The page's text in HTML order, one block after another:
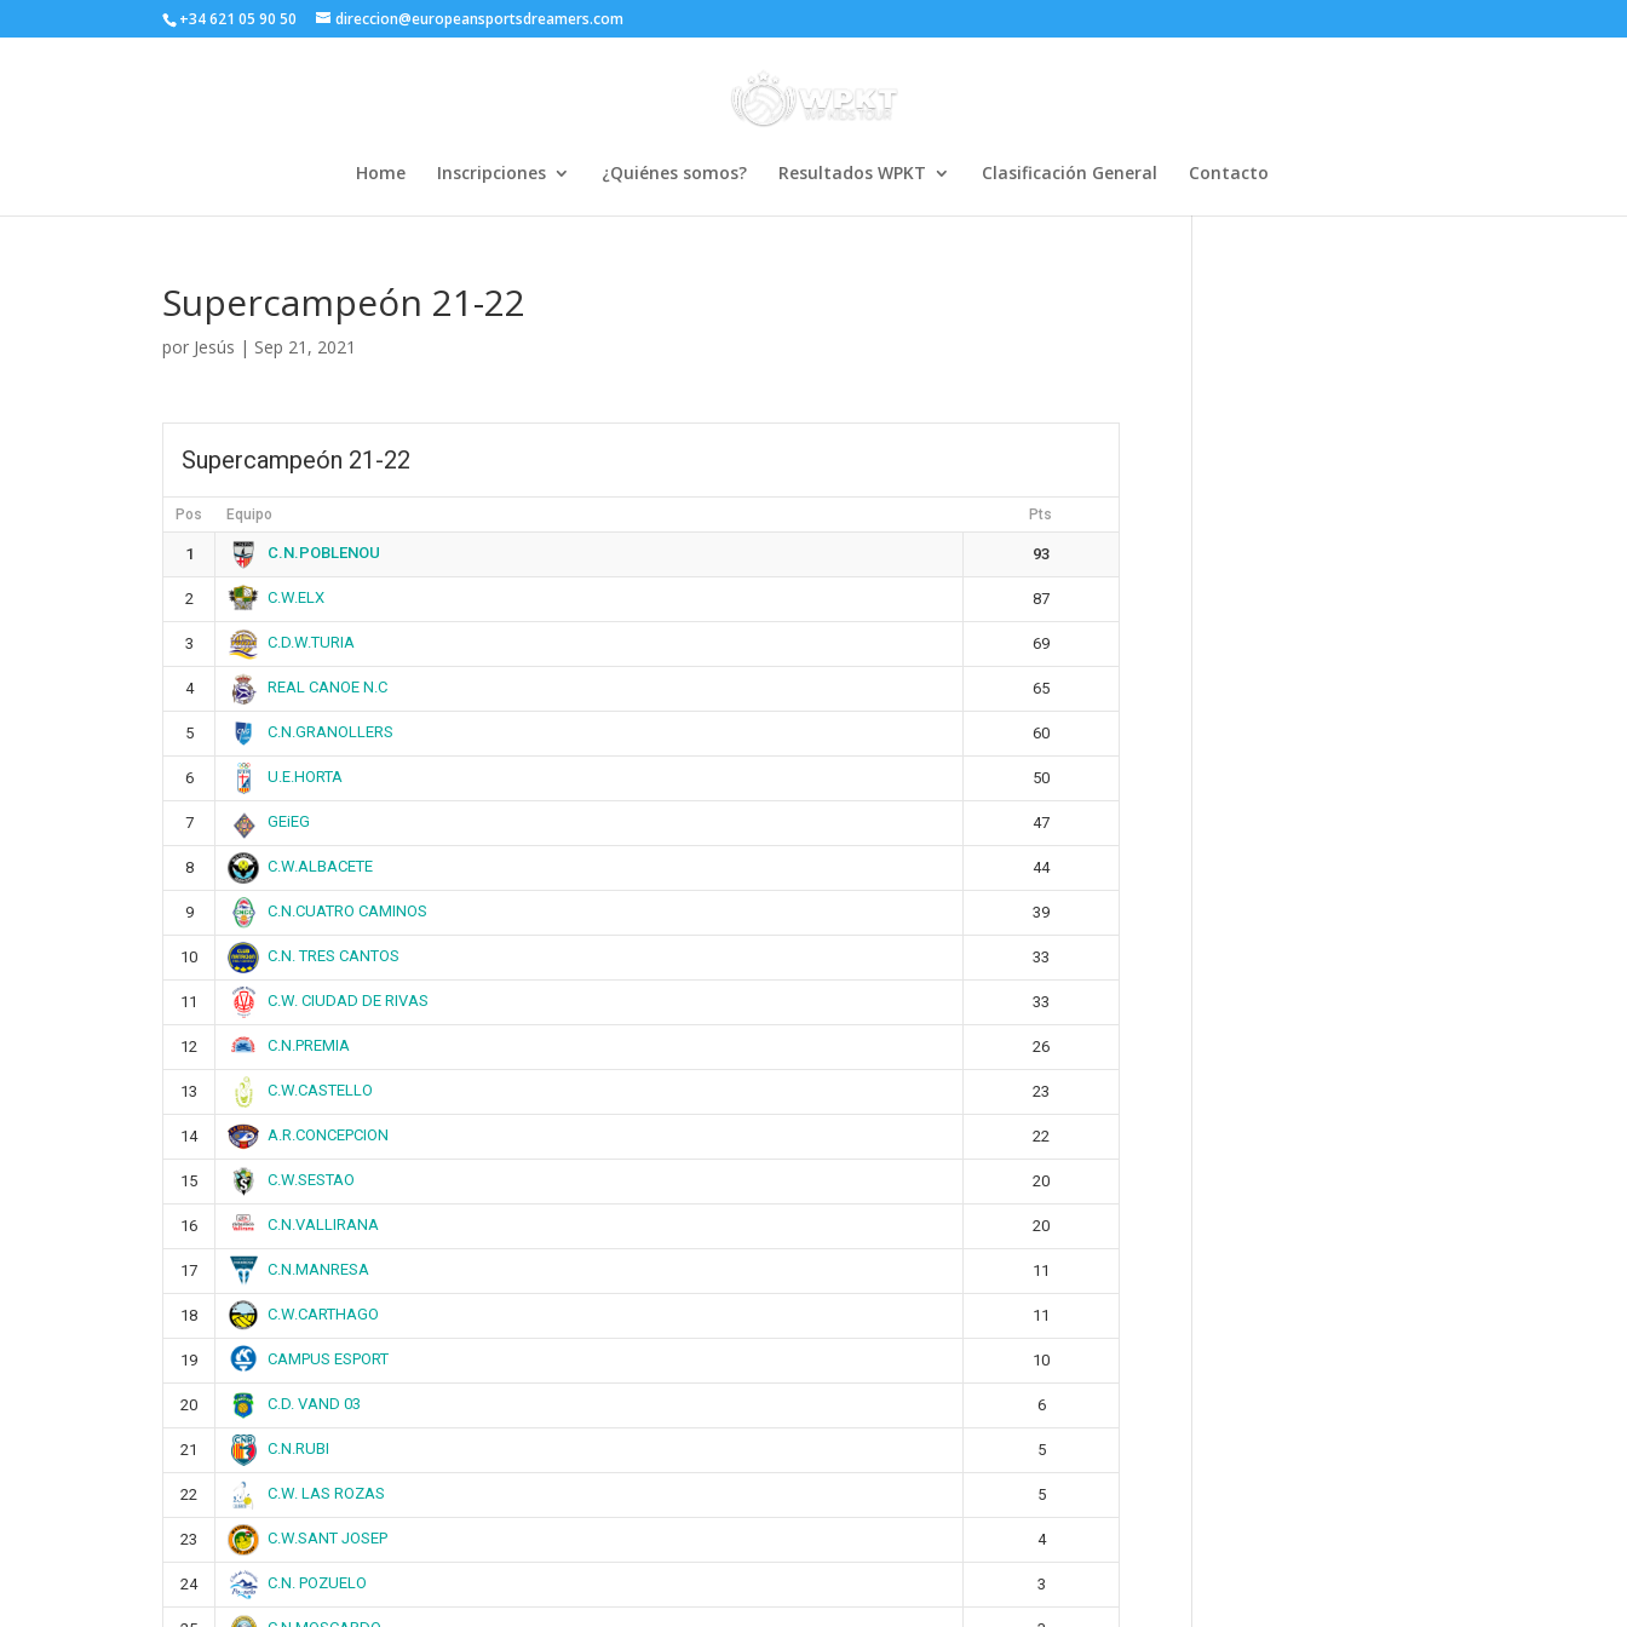
+34 621 05 90 50 direccion@europeansportsdreamers.com
Home Inscripciones ¿Quiénes somos? Resultados WPKT Clasificación General Contacto
Supercampeón 21-22
por Jesús | Sep 21, 2021
Supercampeón 21-22
Pos Equipo Pts
1 C.N.POBLENOU 93
2 C.W.ELX 87
3 C.D.W.TURIA 69
4 REAL CANOE N.C 65
5 C.N.GRANOLLERS 60
6 U.E.HORTA 50
7 GEiEG 47
8 C.W.ALBACETE 44
9 C.N.CUATRO CAMINOS 39
10 C.N. TRES CANTOS 33
11 C.W. CIUDAD DE RIVAS 33
12 C.N.PREMIA 26
13 C.W.CASTELLO 23
14 A.R.CONCEPCION 22
15 C.W.SESTAO 20
16 C.N.VALLIRANA 20
17 C.N.MANRESA 11
18 C.W.CARTHAGO 11
19 CAMPUS ESPORT 10
20 C.D. VAND 03 6
21 C.N.RUBI 5
22 C.W. LAS ROZAS 5
23 C.W.SANT JOSEP 4
24 C.N. POZUELO 3